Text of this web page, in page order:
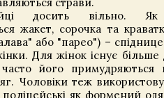
досить вільно. Як
жакет, сорочка та
або "парео") –
Для жінок існує більше
його примудряються
Чоловіки теж
поліцейські як формений